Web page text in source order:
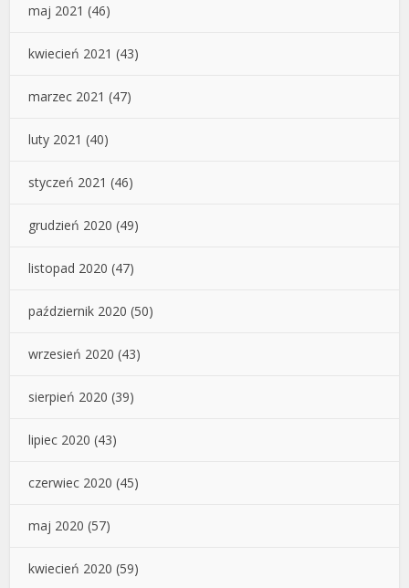
maj 2021 (46)
kwiecień 2021 (43)
marzec 2021 (47)
luty 2021 (40)
styczeń 2021 (46)
grudzień 2020 (49)
listopad 2020 (47)
październik 2020 (50)
wrzesień 2020 (43)
sierpień 2020 (39)
lipiec 2020 (43)
czerwiec 2020 (45)
maj 2020 (57)
kwiecień 2020 (59)